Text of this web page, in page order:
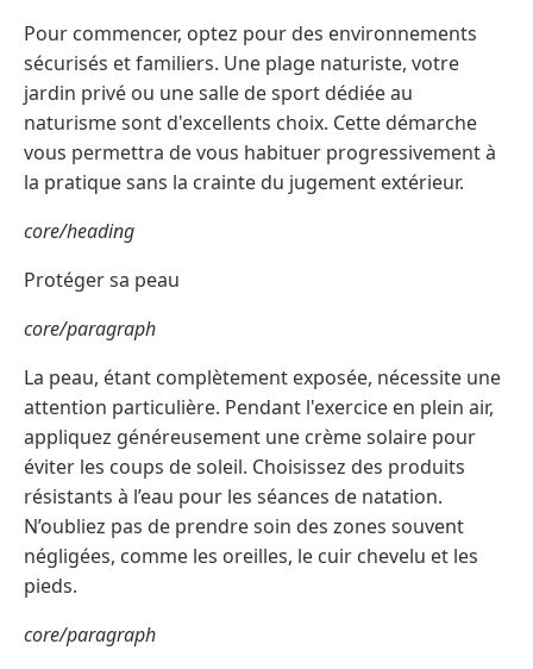
Pour commencer, optez pour des environnements
sécurisés et familiers. Une plage naturiste, votre
jardin privé ou une salle de sport dédiée au
naturisme sont d'excellents choix. Cette démarche
vous permettra de vous habituer progressivement à
la pratique sans la crainte du jugement extérieur.
core/heading
Protéger sa peau
core/paragraph
La peau, étant complètement exposée, nécessite une
attention particulière. Pendant l'exercice en plein air,
appliquez généreusement une crème solaire pour
éviter les coups de soleil. Choisissez des produits
résistants à l’eau pour les séances de natation.
N’oubliez pas de prendre soin des zones souvent
négligées, comme les oreilles, le cuir chevelu et les
pieds.
core/paragraph